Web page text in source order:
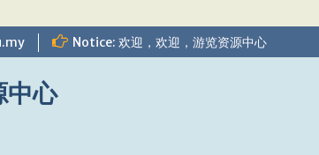
Notice: 欢迎，欢迎，游览资源中心
中心